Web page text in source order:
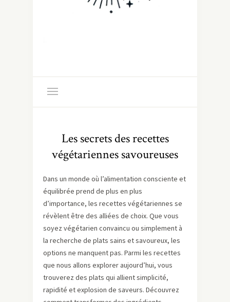
Les secrets des recettes
végétariennes savoureuses
Dans un monde où l’alimentation consciente et
équilibrée prend de plus en plus
d’importance, les recettes végétariennes se
révèlent être des alliées de choix. Que vous
soyez végétarien convaincu ou simplement à
la recherche de plats sains et savoureux, les
options ne manquent pas. Parmi les recettes
que nous allons explorer aujourd’hui, vous
trouverez des plats qui allient simplicité,
rapidité et explosion de saveurs. Découvrez